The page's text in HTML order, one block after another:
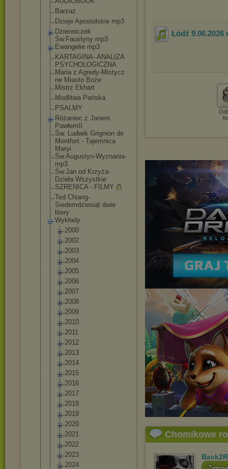
Barzaz
Dzieje Apostolskie mp3
Dzienniczek
Św.Faustyny mp3
Ewangelie mp3
KARTAGINA- ANALIZA
PSYCHOLOGICZNA
Maria z Agredy-Mistycz
ne Miasto Boże
Mistrz Ekhart
Modlitwa Pańska
PSALMY
Różaniec z Janem
PawłemII
Św. Ludwik Grignion de
Montfort - Tajemnica
Maryi
Św.Augustyn-Wyznania-
mp3
Św.Jan od Krzyża-
Dzieła Wszystkie
SZRENICA - FILMY
Ted Chiang-
Siedemdziesiąt dwie
litery
Wykłady
2000
2002
2003
2004
2005
2006
2007
2008
2009
2010
2011
2012
2013
2014
2015
2016
2017
2018
2019
2020
2021
2022
2023
2024
Łódź 9.06.2026
Chomikowe